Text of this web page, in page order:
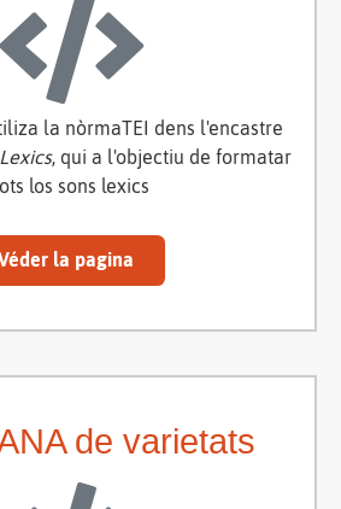
la nòrmaTEI dens l'encastre
Lexics, qui a l'objectiu de formatar
los sons lexics
la pagina
de varietats